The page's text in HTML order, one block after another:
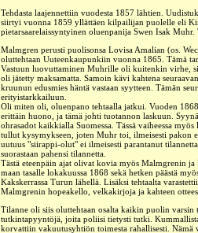
Tehdasta laajennettiin vuodesta 1857 lähtien.
siirtyi vuonna 1859 yllättäen kilpailijan puolelle eli
pietarsaarelaissyntyinen oluenpanija Swen Isak Muhr.
Malmgren perusti puolisonsa Lovisa Amalian (os.
oluttehtaan Uuteenkaupunkiin vuonna 1865. Tämä
Vastuun luovuttaminen Muhrille oli kuitenkin virhe,
oli jätetty maksamatta. Samoin kävi kahtena
kruunun edusmies häntä vastaan syytteen. Tämän
erityistarkkailuun.
Oli miten oli, oluenpano tehtaalla jatkui. Vuoden
erittäin huono, ja tämä johti tuotannon laskuun.
ohrasadot kaikkialla Suomessa. Tässä vaiheessa
tullut kysymykseen, joten Muhr toi, ilmeisesti pakon
uutuus "siirappi-olut" ei ilmeisesti parantanut
suorastaan pahensi tilannetta.
Tästä eteenpäin ajat olivat kovia myös Malmgrenin
maan tasalle lokakuussa 1868 sekä hetken päästä
Kakskerrassa Turun lähellä. Lisäksi tehtaalta
Malmgrenin hopeakello, velkakirjoja ja kahteen
Tilanne oli siis oluttehtaan osalta kaikin puolin
tutkintapyyntöjä, joita poliisi tietysti tutki.
korvattiin vakuutusyhtiön toimesta rahallisesti. Nämä